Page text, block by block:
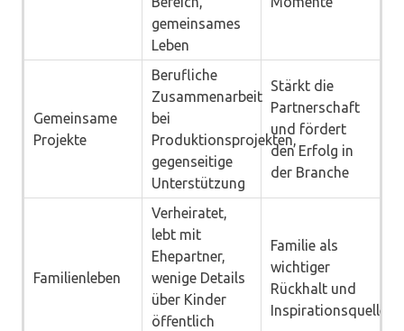
gemeinsames
Leben
Gemeinsame
Projekte
Berufliche
Zusammenarbeit
bei
Produktionsprojekten,
gegenseitige
Unterstützung
Stärkt die
Partnerschaft
und fördert
den Erfolg in
der Branche
Familienleben
Verheiratet,
lebt mit
Ehepartner,
wenige Details
über Kinder
öffentlich
Familie als
wichtiger
Rückhalt und
Inspirationsquelle